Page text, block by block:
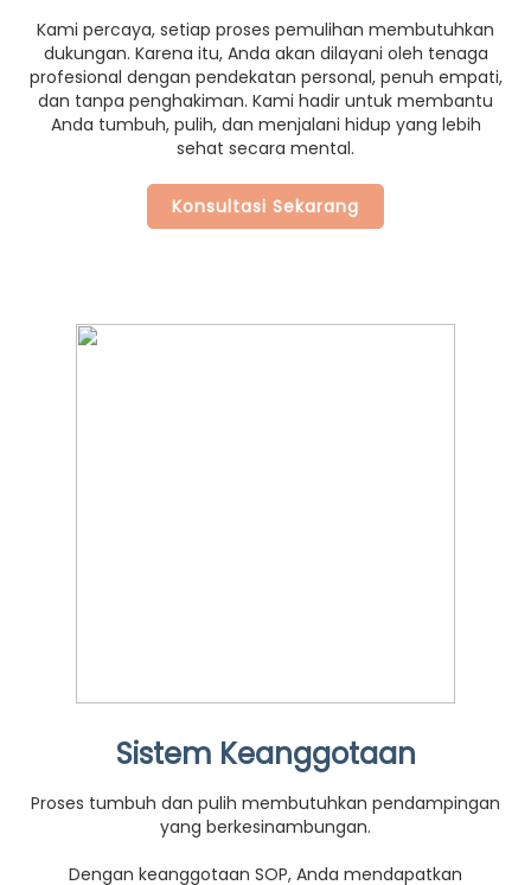
Kami percaya, setiap proses pemulihan membutuhkan
dukungan. Karena itu, Anda akan dilayani oleh tenaga
profesional dengan pendekatan personal, penuh empati,
dan tanpa penghakiman. Kami hadir untuk membantu
Anda tumbuh, pulih, dan menjalani hidup yang lebih
sehat secara mental.
Konsultasi Sekarang
Sistem Keanggotaan
Proses tumbuh dan pulih membutuhkan pendampingan
yang berkesinambungan.
Dengan keanggotaan SOP, Anda mendapatkan